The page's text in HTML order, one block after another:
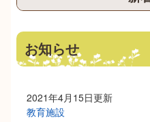
お知らせ
2021年4月15日更新
教育施設